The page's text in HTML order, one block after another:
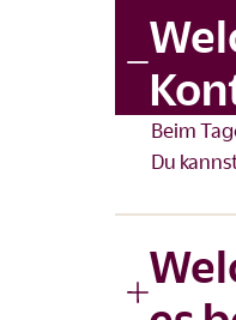
Beim
Du